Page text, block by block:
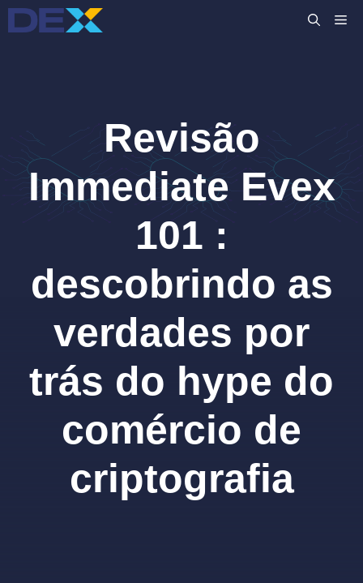
Pular
para
Revisão
Immediate Evex
101 :
descobrindo as
verdades por
trás do hype do
comércio de
criptografia